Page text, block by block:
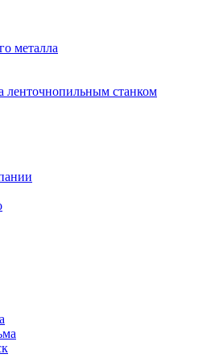
металла
ленточнопильным станком